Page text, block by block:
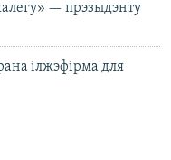
— прэзыдэнту
ілжэфірма для